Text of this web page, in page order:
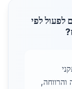
לפעול לפי